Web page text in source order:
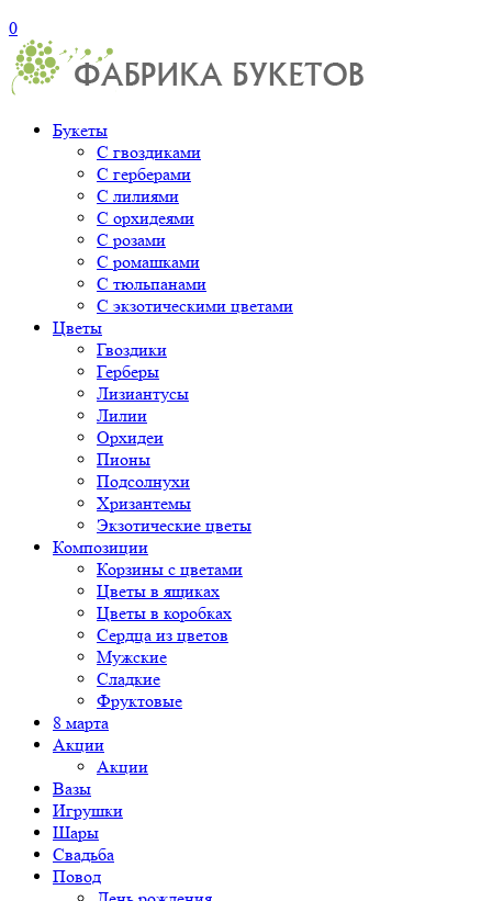
0
Букеты
С гвоздиками
С герберами
С лилиями
С орхидеями
С розами
С ромашками
С тюльпанами
С экзотическими цветами
Цветы
Гвоздики
Герберы
Лизиантусы
Лилии
Орхидеи
Пионы
Подсолнухи
Хризантемы
Экзотические цветы
Композиции
Корзины с цветами
Цветы в ящиках
Цветы в коробках
Сердца из цветов
Мужские
Сладкие
Фруктовые
8 марта
Акции
Акции
Вазы
Игрушки
Шары
Свадьба
Повод